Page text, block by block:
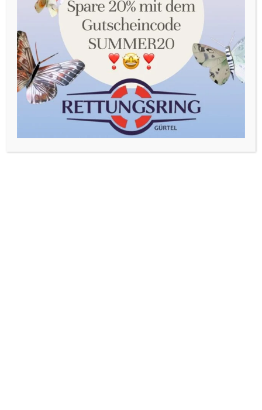
Auswahl jederzeit unter Einstellungen widerrufen oder
Einstellungen Akzeptieren